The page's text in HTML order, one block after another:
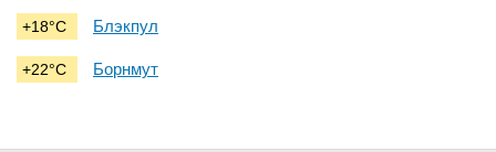
+18°C Блэкпул
+22°C Борнмут